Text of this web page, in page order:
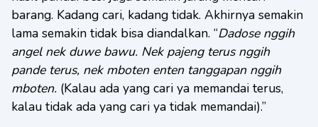
barang. Kadang cari, kadang tidak. Akhirnya semakin
lama semakin tidak bisa diandalkan. “Dadose nggih
angel nek duwe bawu. Nek pajeng terus nggih
pande terus, nek mboten enten tanggapan nggih
mboten. (Kalau ada yang cari ya memandai terus,
kalau tidak ada yang cari ya tidak memandai).”